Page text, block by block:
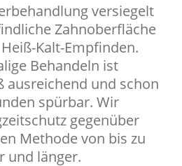
versiegelt
Zahnoberfläche
Kalt-Empfinden.
Behandeln ist
ausreichend und schon
spürbar. Wir
gegenüber
Methode von bis zu
und länger.